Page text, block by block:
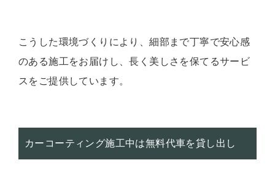
こうした環境づくりにより、細部まで丁寧で安心感
のある施工をお届けし、長く美しさを保てるサービ
スをご提供しています。
カーコーティング施工中は無料代車を貸し出し